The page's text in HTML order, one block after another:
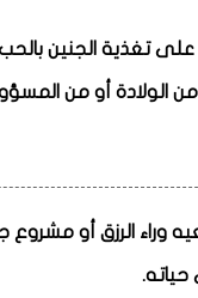
تغذية الجنين بالحب
الولادة أو من
وراء الرزق أو مشروع
حياته.